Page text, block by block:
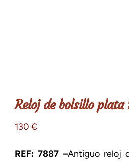
Reloj de bolsillo plata
130 €
REF: 7887 –Antiguo reloj